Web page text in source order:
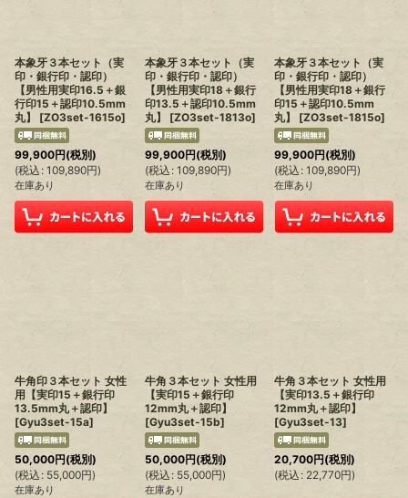
本象牙３本セット（実
印・銀行印・認印）
【男性用実印16.5＋銀
行印15＋認印10.5mm
丸】
[ZO3set-1615o]
99,900円(税別)
(税込 : 109,890円)
在庫あり
本象牙３本セット（実
印・銀行印・認印）
【男性用実印18＋銀行
印13.5＋認印10.5mm
丸】
[ZO3set-1813o]
99,900円(税別)
(税込 : 109,890円)
在庫あり
本象牙３本セット（実
印・銀行印・認印）
【男性用実印18＋銀行
印15＋認印10.5mm
丸】
[ZO3set-1815o]
99,900円(税別)
(税込 : 109,890円)
在庫あり
牛角印３本セット 女性
用【実印15＋銀行印
13.5mm丸＋認印】
[Gyu3set-15a]
50,000円(税別)
(税込 : 55,000円)
在庫あり
牛角３本セット 女性用
【実印15＋銀行印
12mm丸＋認印】
[Gyu3set-15b]
50,000円(税別)
(税込 : 55,000円)
在庫あり
牛角３本セット 女性用
【実印13.5＋銀行印
12mm丸＋認印】
[Gyu3set-13]
20,700円(税別)
(税込 : 22,770円)